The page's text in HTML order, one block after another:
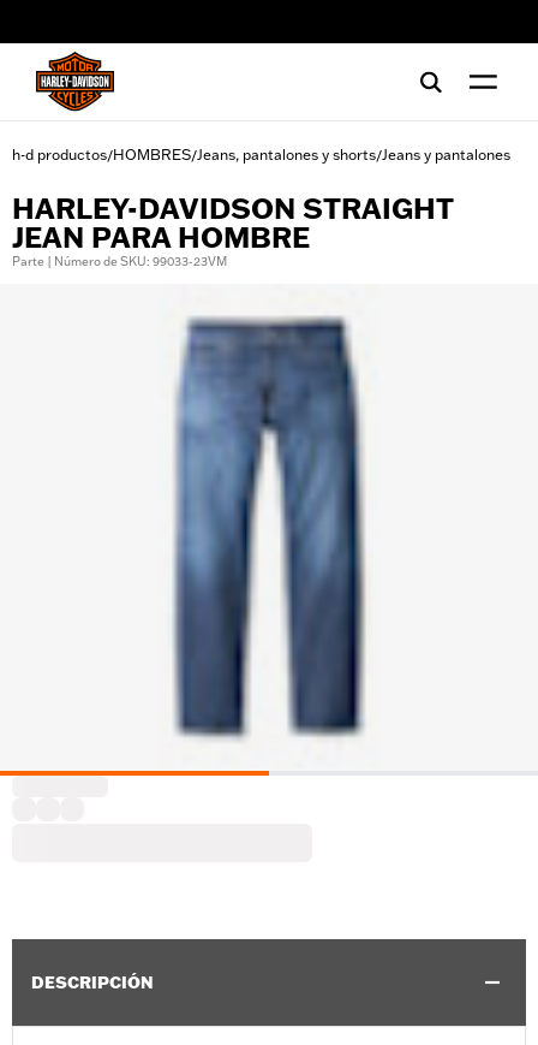
h-d productos/HOMBRES/Jeans, pantalones y shorts/Jeans y pantalones
HARLEY-DAVIDSON STRAIGHT
JEAN PARA HOMBRE
Parte | Número de SKU: 99033-23VM
DESCRIPCIÓN